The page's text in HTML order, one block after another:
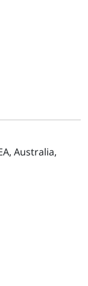
Australia,